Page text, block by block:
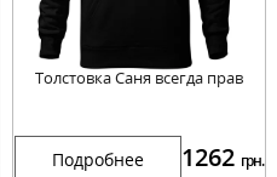
Толстовка Саня всегда прав
Подробнее 1262 грн.